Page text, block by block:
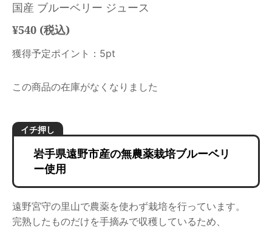
国産 ブルーベリー ジュース
¥540 (税込)
獲得予定ポイント：5pt
この商品の在庫がなくなりました
岩手県遠野市産の無農薬栽培ブルーベリ
ー使用
遠野宮守の里山で農薬を使わず栽培を行っています。
完熟したものだけを手摘みで収穫しているため、